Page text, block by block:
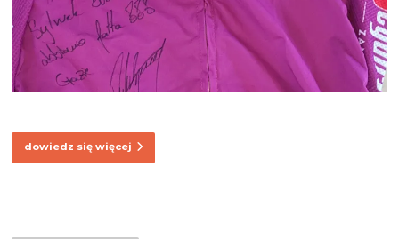
dowiedz się więcej